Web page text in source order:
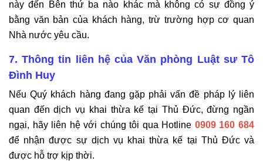
này đến Bên thứ ba nào khác mà không có sự đồng ý
bằng văn bản của khách hàng, trừ trường hợp cơ quan
Nhà nước yêu cầu.
7. Thông tin liên hệ của Văn phòng Luật sư Tô
Đình Huy
Nếu Quý khách hàng đang gặp phải vấn đề pháp lý liên
quan đến dịch vụ khai thừa kế tại Thủ Đức, đừng ngần
ngại, hãy liên hệ với chúng tôi qua Hotline 0909 160 684
để nhận được sự dịch vụ khai thừa kế tại Thủ Đức và
được hỗ trợ kịp thời.